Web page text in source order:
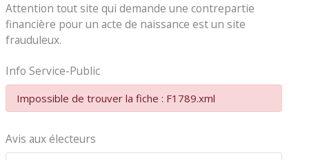
Attention tout site qui demande une contrepartie
financière pour un acte de naissance est un site
frauduleux.
Info Service-Public
Impossible de trouver la fiche : F1789.xml
Avis aux électeurs